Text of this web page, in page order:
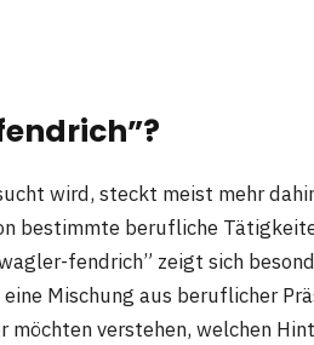
wird, steckt meist mehr
bestimmte berufliche
fendrich” zeigt sich
Mischung aus beruflicher
verstehen, welchen